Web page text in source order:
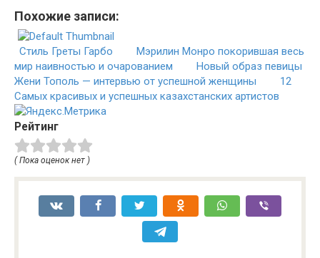
Похожие записи:
Стиль Греты Гарбо
Мэрилин Монро покорившая весь
мир наивностью и очарованием
Новый образ певицы
Жени Тополь — интервью от успешной женщины
12
Самых красивых и успешных казахстанских артистов
Рейтинг
( Пока оценок нет )